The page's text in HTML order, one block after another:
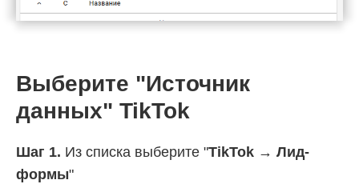
Выберите "Источник
данных" TikTok
Шаг 1. Из списка выберите "TikTok → Лид-
формы"